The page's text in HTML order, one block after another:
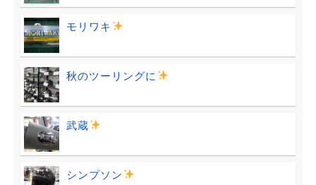
モリワキ
秋のツーリングに
武蔵
シンプソン